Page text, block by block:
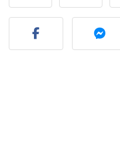
Fez esta